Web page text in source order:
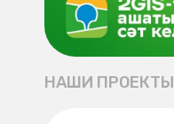
НАШИ ПРОЕКТЫ